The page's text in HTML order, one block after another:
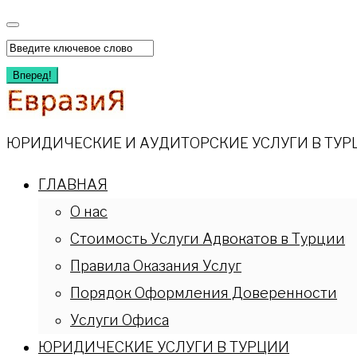
Перейти
к
содержимому
Искать:
Вперед!
ЮРИДИЧЕСКИЕ И АУДИТОРСКИЕ УСЛУГИ В
ГЛАВНАЯ
О нас
Стоимость Услуги Адвокатов в Турции
Правила Оказания Услуг
Порядок Оформления Доверенности
Услуги Офиса
ЮРИДИЧЕСКИЕ УСЛУГИ В ТУРЦИИ